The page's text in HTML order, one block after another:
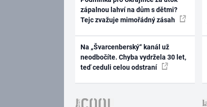
zápalnou lahví na dům s dětmi?
Tejc zvažuje mimořádný zásah
Na „Švarcenberský“ kanál už
neodbočíte. Chyba vydržela 30 let,
teď ceduli celou odstraní